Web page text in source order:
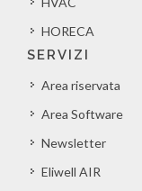
HORECA
SERVIZI
Area riservata
Area Software
Newsletter
Eliwell AIR